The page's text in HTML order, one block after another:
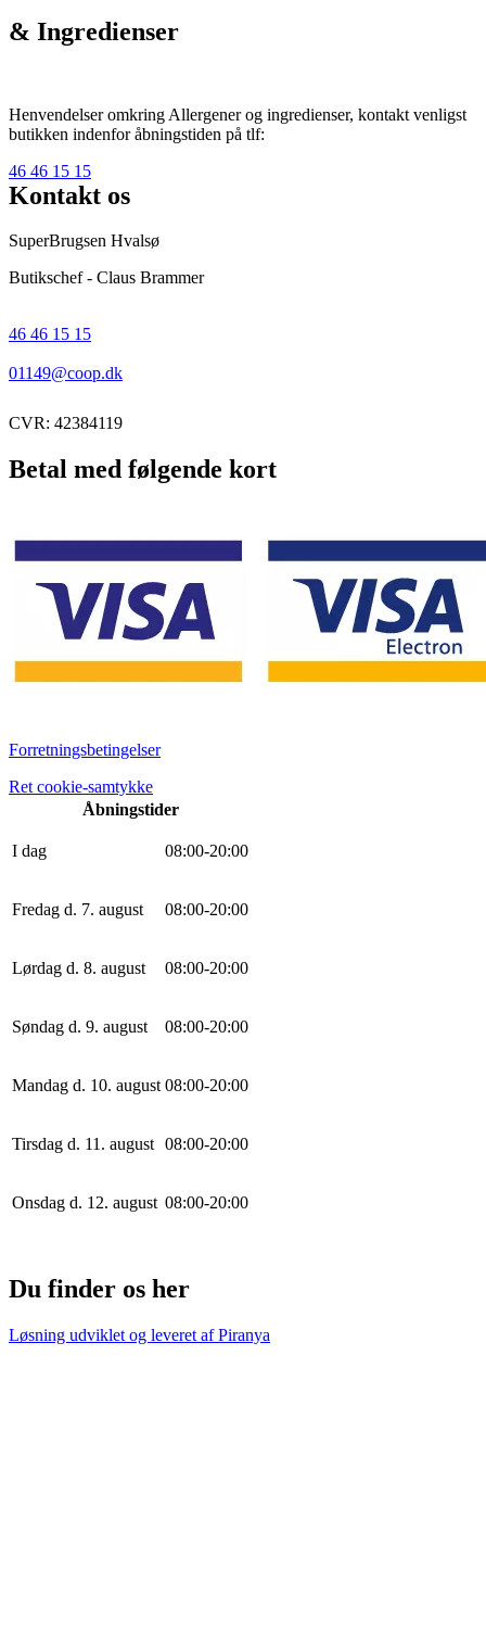
& Ingredienser
Henvendelser omkring Allergener og ingredienser, kontakt venligst
butikken indenfor åbningstiden på tlf:
46 46 15 15
Kontakt os
SuperBrugsen Hvalsø
Butikschef - Claus Brammer
46 46 15 15
01149@coop.dk
CVR: 42384119
Betal med følgende kort
Forretningsbetingelser
Ret cookie-samtykke
Åbningstider
I dag 08:00-20:00
Fredag d. 7. august 08:00-20:00
Lørdag d. 8. august 08:00-20:00
Søndag d. 9. august 08:00-20:00
Mandag d. 10. august 08:00-20:00
Tirsdag d. 11. august 08:00-20:00
Onsdag d. 12. august 08:00-20:00
Du finder os her
Løsning udviklet og leveret afPiranya